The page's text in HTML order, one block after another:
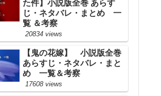
た件】小説版全巻 あらす
じ・ネタバレ・まとめ 一
覧 ＆考察
20834 views
【鬼の花嫁】 小説版全巻
あらすじ・ネタバレ・まと
め 一覧＆考察
17608 views